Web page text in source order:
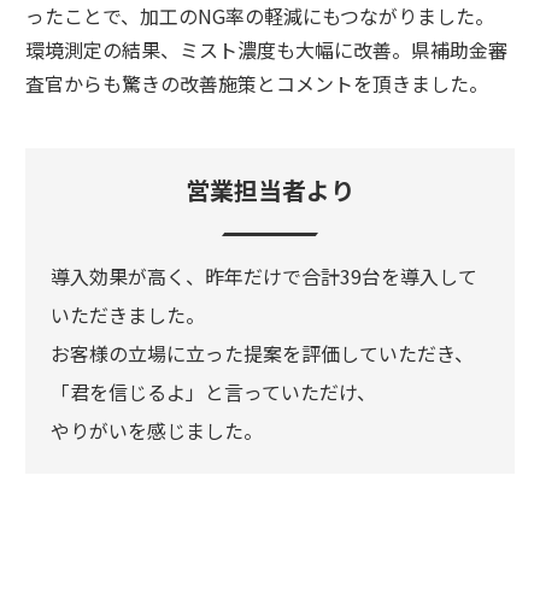
ったことで、加工のNG率の軽減にもつながりました。
環境測定の結果、ミスト濃度も大幅に改善。県補助金審
査官からも驚きの改善施策とコメントを頂きました。
営業担当者より
導入効果が高く、昨年だけで合計39台を導入して
いただきました。
お客様の立場に立った提案を評価していただき、
「君を信じるよ」と言っていただけ、
やりがいを感じました。